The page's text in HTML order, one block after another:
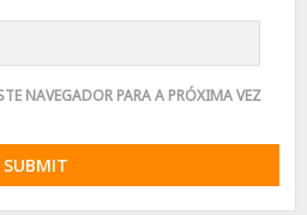
NAVEGADOR PARA A PRÓXIMA VEZ